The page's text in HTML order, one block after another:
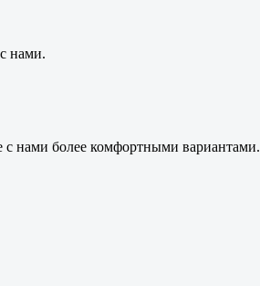
нами.
с нами более комфортными вариантами.